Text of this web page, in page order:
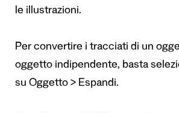
le illustrazioni.
Per convertire i tracciati di un
oggetto indipendente, basta
su Oggetto > Espandi.